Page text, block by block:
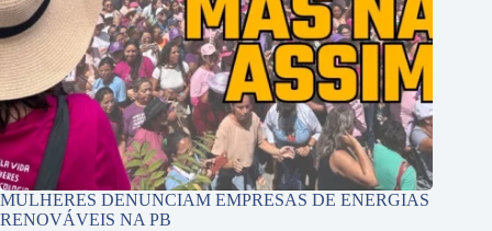
MULHERES DENUNCIAM EMPRESAS DE ENERGIAS
RENOVÁVEIS NA PB